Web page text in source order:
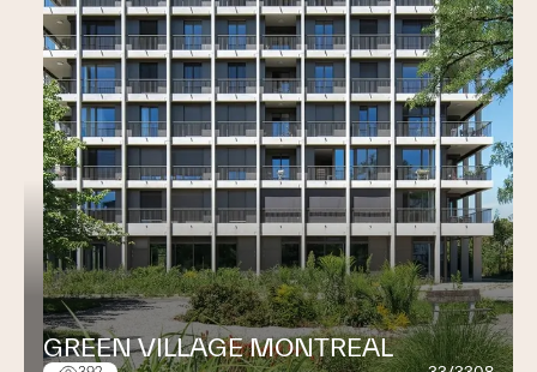
GREEN VILLAGE MONTREAL